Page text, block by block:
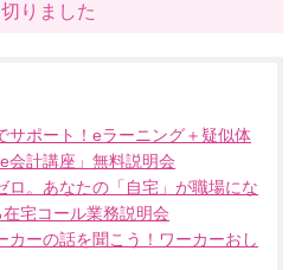
りました
サポート！eラーニング＋疑似体
会計講座」無料説明会
ロ。あなたの「自宅」が職場にな
宅コール業務説明会
カーの話を聞こう！ワーカーおし